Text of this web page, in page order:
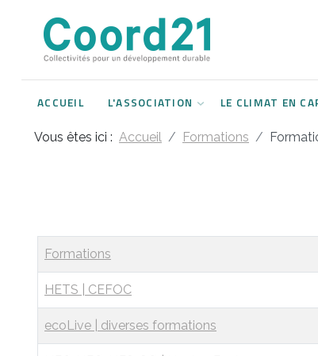
ACCUEIL L'ASSOCIATION LE CLIMAT EN
Vous êtes ici : Accueil Formations
Articles
Formations
HETS | CEFOC
ecoLive | diverses formations
Développement durable et Agenda 21
Implémentation locale de l'Agenda
2021
2022
2023
Lettres d'informations
Rencontres thématiques
Documents